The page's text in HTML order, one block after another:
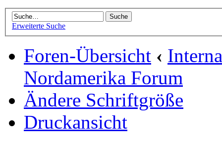
Erweiterte Suche
Foren-Übersicht ‹
Nordamerika Forum
Ändere Schriftgröße
Druckansicht